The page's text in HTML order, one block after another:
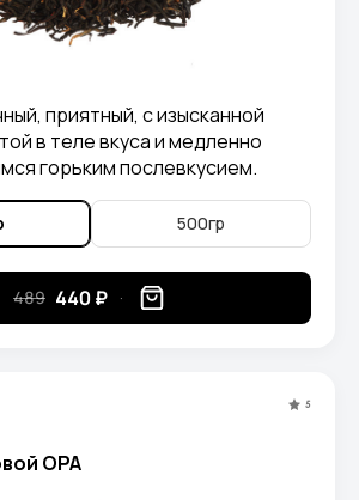
приятный, с изысканной
в теле вкуса и медленно
горьким послевкусием.
500гр
489 440 ₽
5
ОРА